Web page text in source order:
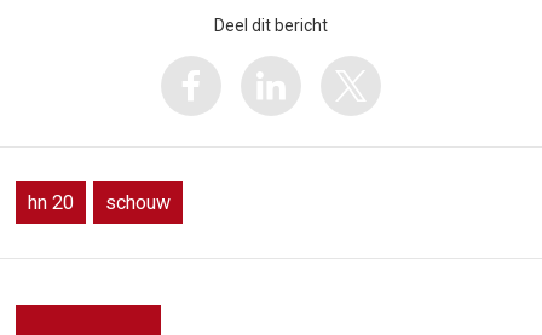
Deel dit bericht
hn 20 schouw